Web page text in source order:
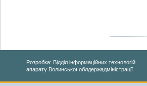
Розробка: Відділ інформаційних технологій
апарату Волинської облдержадміністрації